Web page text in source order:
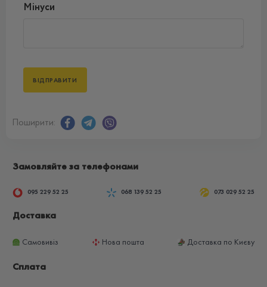
Мінуси
Поширити:
Замовляйте за телефонами
095 229 52 25 068 139 52 25 073 029 52 25
Доставка
Самовивіз Нова пошта Доставка по Києву
Сплата